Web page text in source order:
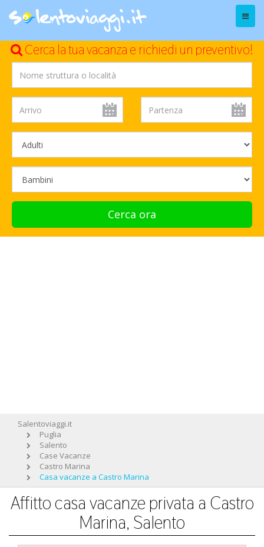
Menu
Cerca la tua vacanza e richiedi un preventivo!
Cerca ora
Salentoviaggi.it
Puglia
Salento
Case Vacanze
Castro Marina
Casa vacanze a Castro Marina
Affitto casa vacanze privata a Castro
Marina, Salento